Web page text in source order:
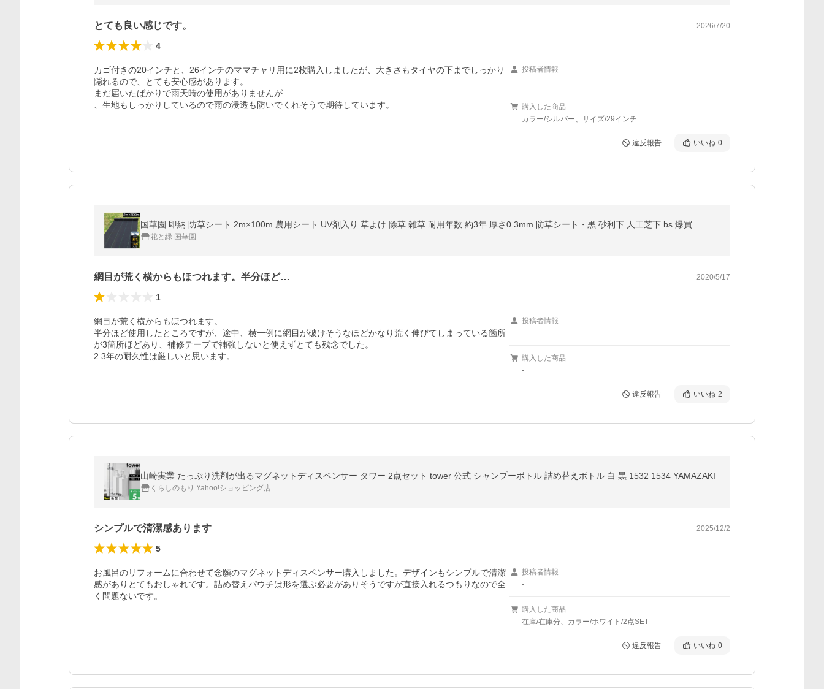
とても良い感じです。 2026/7/20
4
カゴ付きの20インチと、26インチのママチャリ用に2枚購入しましたが、大きさもタイヤの下までしっかり
隠れるので、とても安心感があります。
まだ届いたばかりで雨天時の使用がありませんが
、生地もしっかりしているので雨の浸透も防いでくれそうで期待しています。
投稿者情報
-
購入した商品
カラー/シルバー、サイズ/29インチ
違反報告 いいね 0
国華園 即納 防草シート 2m×100m 農用シート UV剤入り 草よけ 除草 雑草 耐用年数 約3年 厚さ0.3mm 防草シート・黒 砂利下 人工芝下 bs 爆買
花と緑 国華園
網目が荒く横からもほつれます。半分ほど… 2020/5/17
1
網目が荒く横からもほつれます。
半分ほど使用したところですが、途中、横一例に網目が破けそうなほどかなり荒く伸びてしまっている箇所
が3箇所ほどあり、補修テープで補強しないと使えずとても残念でした。
2.3年の耐久性は厳しいと思います。
投稿者情報
-
購入した商品
-
違反報告 いいね 2
山崎実業 たっぷり洗剤が出るマグネットディスペンサー タワー 2点セット tower 公式 シャンプーボトル 詰め替えボトル 白 黒 1532 1534 YAMAZAKI
くらしのもり Yahoo!ショッピング店
シンプルで清潔感あります 2025/12/2
5
お風呂のリフォームに合わせて念願のマグネットディスペンサー購入しました。デザインもシンプルで清潔
感がありとてもおしゃれです。詰め替えパウチは形を選ぶ必要がありそうですが直接入れるつもりなので全
く問題ないです。
投稿者情報
-
購入した商品
在庫/在庫分、カラー/ホワイト/2点SET
違反報告 いいね 0